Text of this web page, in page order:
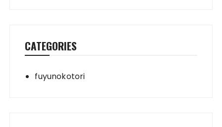
CATEGORIES
fuyunokotori